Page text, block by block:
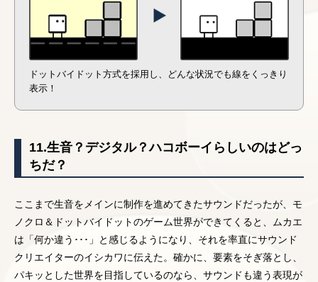
ドットバイドット方式を採用し、どんな状況でも線をくっきり
表示！
11.生音？デジタル？ハコボーイらしいのはどっ
ちだ？
ここまで生音をメインに制作を進めてきたサウンドだったが、モ
ノクロ＆ドットバイドットのゲーム世界ができてくると、ムカエ
は「何か違う･･･」と感じるようになり、それを率直にサウンド
クリエイターのイシカワに伝えた。確かに、要素をそぎ落とし、
パキッとした世界を目指しているのなら、サウンドも違う表現が